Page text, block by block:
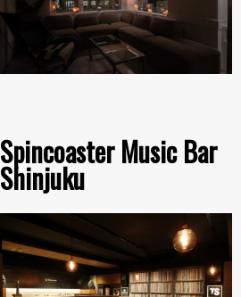
Spincoaster Music Bar
Shinjuku